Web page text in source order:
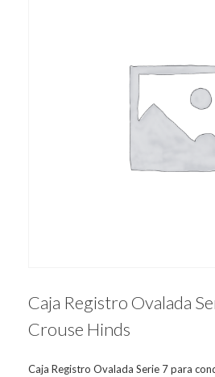
Caja Registro Ovalada
Crouse Hinds
Caja Registro Ovalada Serie 7 para